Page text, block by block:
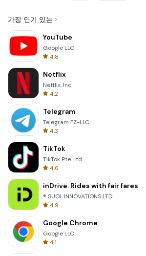
가장 인기 있는
YouTube
Google LLC
4.8
Netflix
Netflix, Inc.
4.2
Telegram
Telegram FZ-LLC
4.3
TikTok
TikTok Pte. Ltd.
4.6
inDrive. Rides with fair fares
® SUOL INNOVATIONS LTD
4.9
Google Chrome
Google LLC
4.1